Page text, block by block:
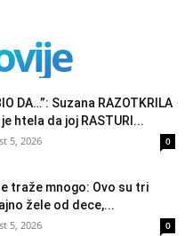
DA…”: Suzana RAZOTKRILA
je htela da joj RASTURI...
5, 2026 0
traže mnogo: Ovo su tri
žele od dece,...
5, 2026 0